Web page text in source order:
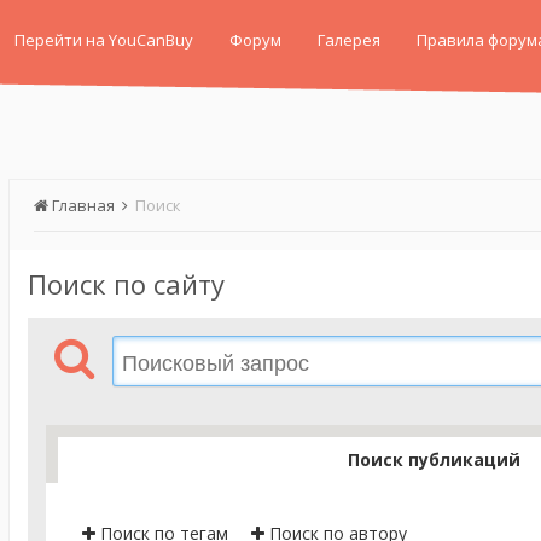
Перейти на YouCanBuy Форум Галерея Правила
Главная Поиск
Поиск по сайту
Поиск публикаций
Поиск по тегам Поиск по автору